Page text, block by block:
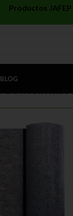
Productos JAFEP
BLOG